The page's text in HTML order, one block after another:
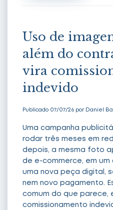
Uso de
além do
vira
indevido
Publicado 07/07/26 por Daniel
Uma campanha
rodar três meses em
depois, a mesma foto
de e-commerce, em um
uma nova peça digital,
nem novo pagamento.
comum do que parece,
comissionamento